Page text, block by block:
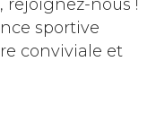
, rejoignez-nous !
sportive
conviviale et